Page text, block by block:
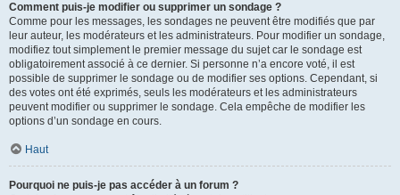
Comment puis-je modifier ou supprimer un sondage ?
Comme pour les messages, les sondages ne peuvent être modifiés que par
leur auteur, les modérateurs et les administrateurs. Pour modifier un sondage,
modifiez tout simplement le premier message du sujet car le sondage est
obligatoirement associé à ce dernier. Si personne n’a encore voté, il est
possible de supprimer le sondage ou de modifier ses options. Cependant, si
des votes ont été exprimés, seuls les modérateurs et les administrateurs
peuvent modifier ou supprimer le sondage. Cela empêche de modifier les
options d’un sondage en cours.
Haut
Pourquoi ne puis-je pas accéder à un forum ?